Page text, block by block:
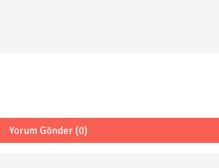
Yorum Gönder (0)